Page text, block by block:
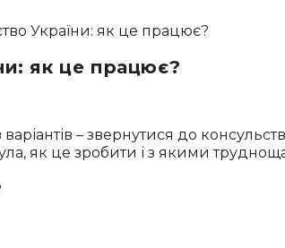
як це працює?
– звернутися до
як це зробити і з якими